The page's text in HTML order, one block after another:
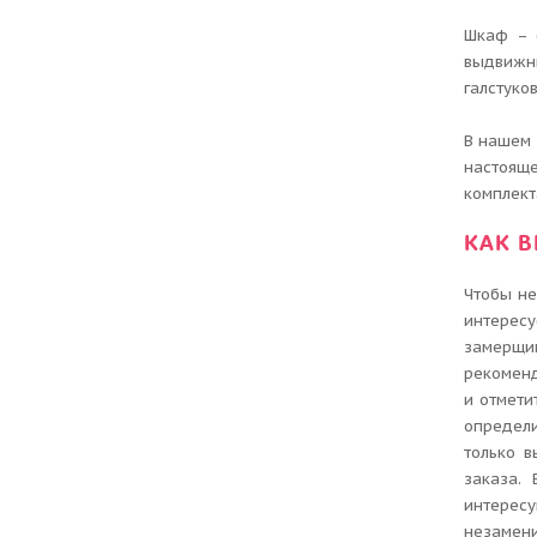
Шкаф –
В нашем
КАК
Чтобы
и
только
заказа.